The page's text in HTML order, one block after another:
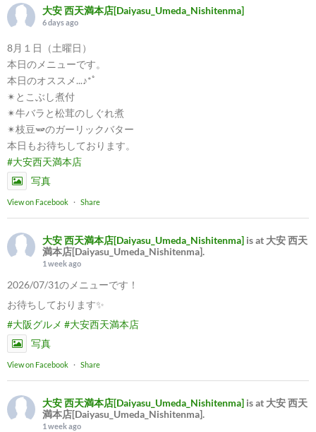
大安 西天満本店[Daiyasu_Umeda_Nishitenma]
6 days ago
8月１日（土曜日）
本日のメニューです。
本日のオススメ...♪*ﾟ
✴︎とこぶし煮付
✴︎牛バラと松茸のしぐれ煮
✴︎枝豆🫛のガーリックバター
本日もお待ちしております。
#大安西天満本店
写真
View on Facebook · Share
大安 西天満本店[Daiyasu_Umeda_Nishitenma] is at 大安 西天
満本店[Daiyasu_Umeda_Nishitenma].
1 week ago
2026/07/31のメニューです！
お待ちしております✨
#大阪グルメ #大安西天満本店
写真
View on Facebook · Share
大安 西天満本店[Daiyasu_Umeda_Nishitenma] is at 大安 西天
満本店[Daiyasu_Umeda_Nishitenma].
1 week ago